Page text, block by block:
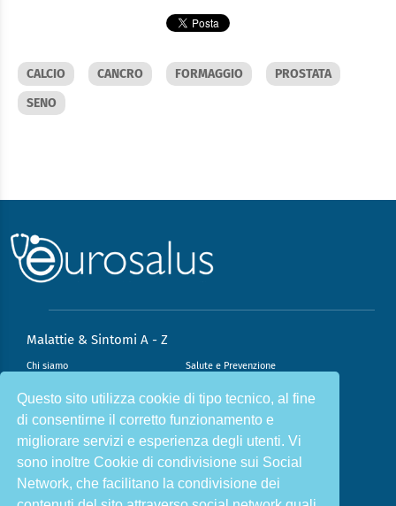
Questo sito utilizza cookie di tipo tecnico, al fine
di consentirne il corretto funzionamento e
migliorare servizi e esperienza degli utenti. Vi
sono inoltre Cookie di condivisione sui Social
Network, che facilitano la condivisione dei
CALCIO CANCRO FORMAGGIO
PROSTATA
SENO
Malattie & Sintomi A - Z
Chi siamo Salute e Prevenzione
Infiammazione e Allergia Direzione scientifica
Nutrizione e Stili di vita Sport e Benessere
Cookie Policy L’angolo del dottore